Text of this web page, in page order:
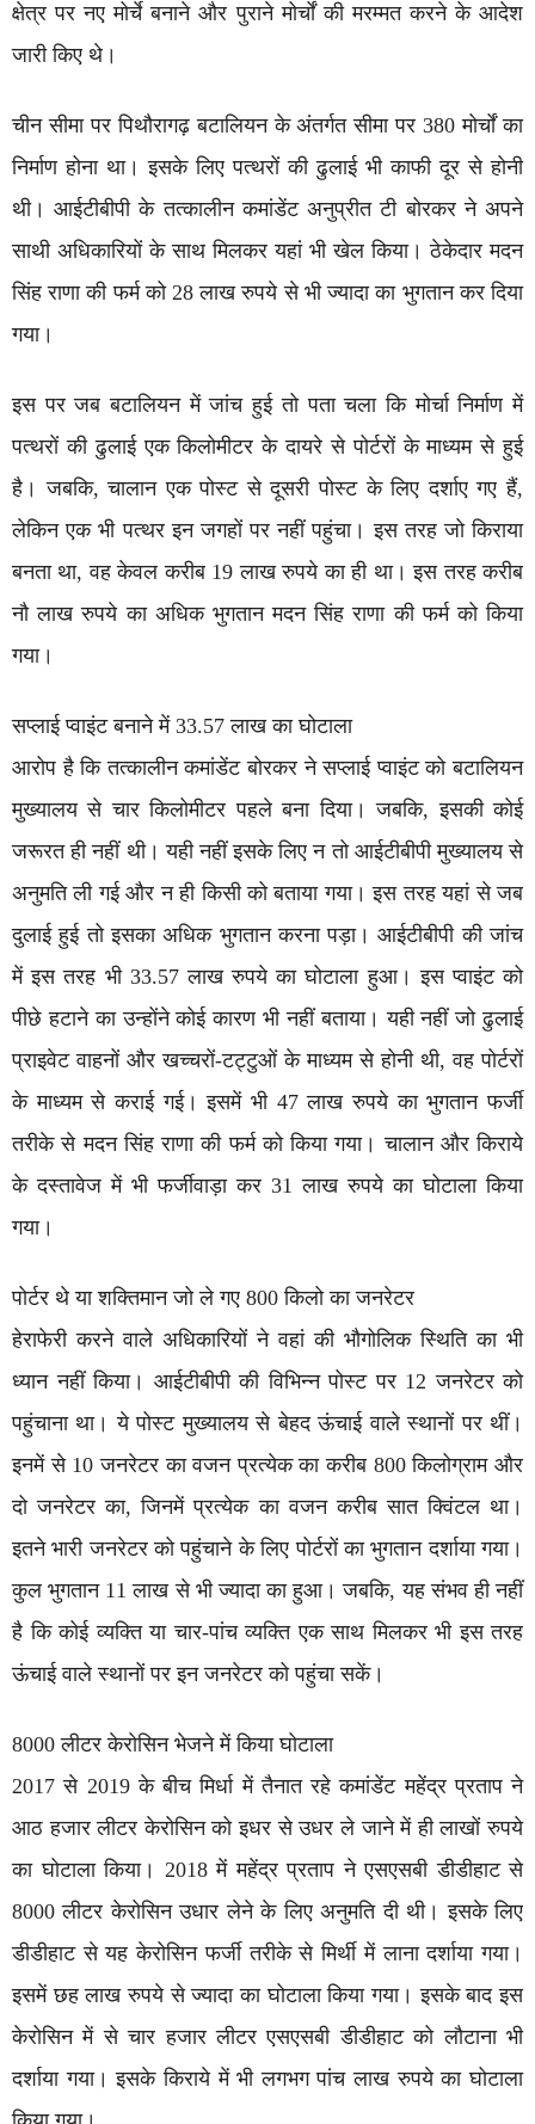
क्षेत्र पर नए मोर्चे बनाने और पुराने मोर्चों की मरम्मत करने के आदेश
जारी किए थे।
चीन सीमा पर पिथौरागढ़ बटालियन के अंतर्गत सीमा पर 380 मोर्चों का
निर्माण होना था। इसके लिए पत्थरों की ढुलाई भी काफी दूर से होनी
थी। आईटीबीपी के तत्कालीन कमांडेंट अनुप्रीत टी बोरकर ने अपने
साथी अधिकारियों के साथ मिलकर यहां भी खेल किया। ठेकेदार मदन
सिंह राणा की फर्म को 28 लाख रुपये से भी ज्यादा का भुगतान कर दिया
गया।
इस पर जब बटालियन में जांच हुई तो पता चला कि मोर्चा निर्माण में
पत्थरों की ढुलाई एक किलोमीटर के दायरे से पोर्टरों के माध्यम से हुई
है। जबकि, चालान एक पोस्ट से दूसरी पोस्ट के लिए दर्शाए गए हैं,
लेकिन एक भी पत्थर इन जगहों पर नहीं पहुंचा। इस तरह जो किराया
बनता था, वह केवल करीब 19 लाख रुपये का ही था। इस तरह करीब
नौ लाख रुपये का अधिक भुगतान मदन सिंह राणा की फर्म को किया
गया।
सप्लाई प्वाइंट बनाने में 33.57 लाख का घोटाला
आरोप है कि तत्कालीन कमांडेंट बोरकर ने सप्लाई प्वाइंट को बटालियन
मुख्यालय से चार किलोमीटर पहले बना दिया। जबकि, इसकी कोई
जरूरत ही नहीं थी। यही नहीं इसके लिए न तो आईटीबीपी मुख्यालय से
अनुमति ली गई और न ही किसी को बताया गया। इस तरह यहां से जब
दुलाई हुई तो इसका अधिक भुगतान करना पड़ा। आईटीबीपी की जांच
में इस तरह भी 33.57 लाख रुपये का घोटाला हुआ। इस प्वाइंट को
पीछे हटाने का उन्होंने कोई कारण भी नहीं बताया। यही नहीं जो ढुलाई
प्राइवेट वाहनों और खच्चरों-टट्टुओं के माध्यम से होनी थी, वह पोर्टरों
के माध्यम से कराई गई। इसमें भी 47 लाख रुपये का भुगतान फर्जी
तरीके से मदन सिंह राणा की फर्म को किया गया। चालान और किराये
के दस्तावेज में भी फर्जीवाड़ा कर 31 लाख रुपये का घोटाला किया
गया।
पोर्टर थे या शक्तिमान जो ले गए 800 किलो का जनरेटर
हेराफेरी करने वाले अधिकारियों ने वहां की भौगोलिक स्थिति का भी
ध्यान नहीं किया। आईटीबीपी की विभिन्न पोस्ट पर 12 जनरेटर को
पहुंचाना था। ये पोस्ट मुख्यालय से बेहद ऊंचाई वाले स्थानों पर थीं।
इनमें से 10 जनरेटर का वजन प्रत्येक का करीब 800 किलोग्राम और
दो जनरेटर का, जिनमें प्रत्येक का वजन करीब सात क्विंटल था।
इतने भारी जनरेटर को पहुंचाने के लिए पोर्टरों का भुगतान दर्शाया गया।
कुल भुगतान 11 लाख से भी ज्यादा का हुआ। जबकि, यह संभव ही नहीं
है कि कोई व्यक्ति या चार-पांच व्यक्ति एक साथ मिलकर भी इस तरह
ऊंचाई वाले स्थानों पर इन जनरेटर को पहुंचा सकें।
8000 लीटर केरोसिन भेजने में किया घोटाला
2017 से 2019 के बीच मिर्धा में तैनात रहे कमांडेंट महेंद्र प्रताप ने
आठ हजार लीटर केरोसिन को इधर से उधर ले जाने में ही लाखों रुपये
का घोटाला किया। 2018 में महेंद्र प्रताप ने एसएसबी डीडीहाट से
8000 लीटर केरोसिन उधार लेने के लिए अनुमति दी थी। इसके लिए
डीडीहाट से यह केरोसिन फर्जी तरीके से मिर्थी में लाना दर्शाया गया।
इसमें छह लाख रुपये से ज्यादा का घोटाला किया गया। इसके बाद इस
केरोसिन में से चार हजार लीटर एसएसबी डीडीहाट को लौटाना भी
दर्शाया गया। इसके किराये में भी लगभग पांच लाख रुपये का घोटाला